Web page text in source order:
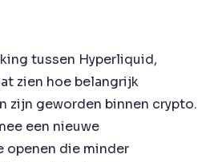
tussen Hyperliquid,
zien hoe belangrijk
zijn geworden binnen crypto.
een nieuwe
openen die minder